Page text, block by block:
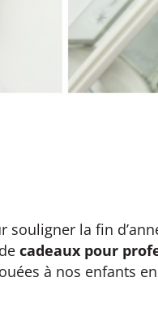
souligner la fin
cadeaux pour
à nos enfants